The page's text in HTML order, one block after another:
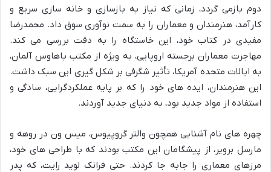
دوم بازمی گردد، زمانی که نیاز به بازسازی و خانه سازی سریع و
کارآمد، هنرمندان و معماران را به سمت نوآوری سوق داد. محمدرضا
مفیدی در کتاب خود، این خاستگاه را به دقت بررسی می کند.
مهاجرت معماران برجسته اروپایی، به ویژه از مکتب باهاوس آلمان،
به ایالات متحده آمریکا، تأثیر شگرفی بر شکل گیری این سبک داشت.
این هنرمندان، ایده های خود را که بر پایه عملکردگرایی، سادگی و
استفاده از مواد جدید بود، به دنیای جدید آوردند.
چهره های نام آشنایی همچون والتر گروپیوس، میس ون در روهه و
مارسل برویر، از پیشگامان این مکتب بودند که با طراحی های خود،
مرزهای معماری را جابه جا کردند. حتی فرانک لوید رایت، که پدر